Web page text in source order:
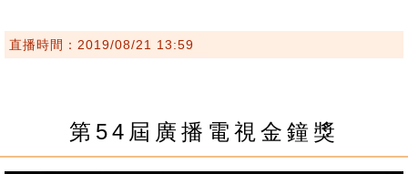
直播時間：2019/08/21 13:59
第54屆廣播電視金鐘獎